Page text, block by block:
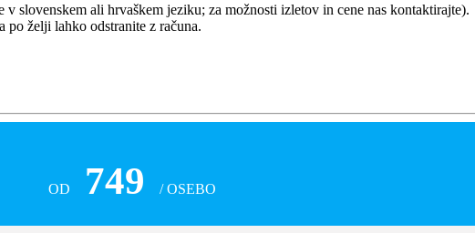
slovenskem ali hrvaškem jeziku; za možnosti izletov in cene nas kontaktirajte).
po želji lahko odstranite z računa.
OD 749 / OSEBO